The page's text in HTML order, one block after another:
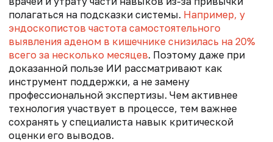
полагаться на подсказки системы. Например, у
эндоскопистов частота самостоятельного
выявления аденом в кишечнике снизилась на 20%
всего за несколько месяцев. Поэтому даже при
доказанной пользе ИИ рассматривают как
инструмент поддержки, а не замену
профессиональной экспертизы. Чем активнее
технология участвует в процессе, тем важнее
сохранять у специалиста навык критической
оценки его выводов.